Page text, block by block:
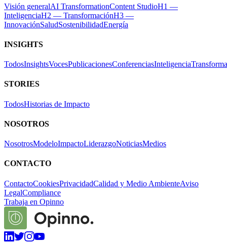
Visión generalAI TransformationContent StudioH1 —
InteligenciaH2 — TransformaciónH3 —
InnovaciónSaludSostenibilidadEnergía
INSIGHTS
TodosInsightsVocesPublicacionesConferenciasInteligencia
STORIES
TodosHistorias de Impacto
NOSOTROS
NosotrosModeloImpactoLiderazgoNoticiasMedios
CONTACTO
ContactoCookiesPrivacidadCalidad y Medio AmbienteAviso
LegalCompliance
Trabaja en Opinno